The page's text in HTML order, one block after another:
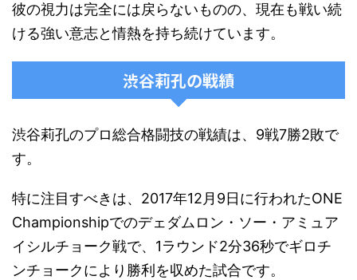
彼の視力は完全には戻らないものの、現在も戦い続
ける強い意志と情熱を持ち続けています。
渋谷莉孔の戦績
渋谷莉孔のプロ総合格闘技の戦績は、9戦7勝2敗で
す。
特に注目すべきは、2017年12月9日に行われたONE
Championshipでのデェダムロン・ソー・アミュア
イシルチョーク戦で、1ラウンド2分36秒でギロチ
ンチョークにより勝利を収めた試合です​​。